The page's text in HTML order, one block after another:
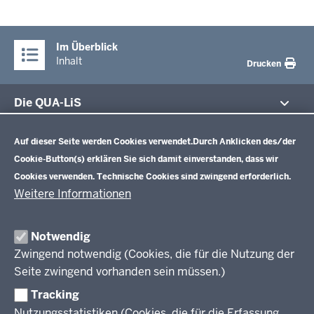
Auf dieser Seite werden Cookies verwendet.Durch Anklicken des/der
Cookie-Button(s) erklären Sie sich damit einverstanden, dass wir
Cookies verwenden. Technische Cookies sind zwingend erforderlich.
Weitere Informationen
Notwendig
Zwingend notwendig (Cookies, die für die Nutzung der
Seite zwingend vorhanden sein müssen.)
Tracking
Im Überblick
Inhalt
Drucken
Die QUA-LiS
Leitbild
Stellenangebote
Über uns
Schulentwicklung NRW
Schulentwicklung
Unterricht
Professionalisierung
Standardsicherung NRW
Berufsbildung NRW
Erwachsenenbildung